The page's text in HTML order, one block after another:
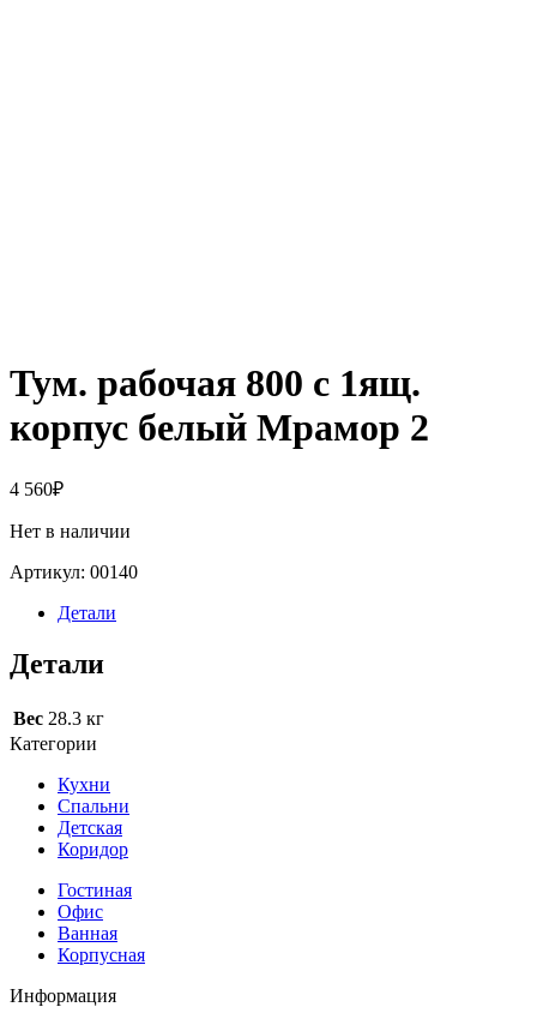
Тум. рабочая 800 с 1ящ.
корпус белый Мрамор 2
4 560₽
Нет в наличии
Артикул: 00140
Детали
Детали
Вес 28.3 кг
Категории
Кухни
Спальни
Детская
Коридор
Гостиная
Офис
Ванная
Корпусная
Информация